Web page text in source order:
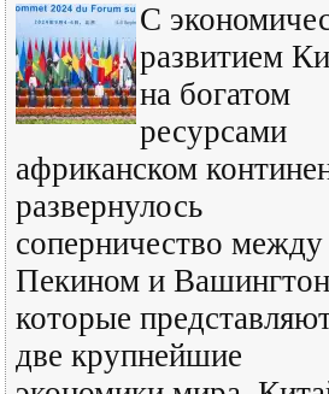
С
развитием
на богатом
ресурсами
африканском
развернулось
соперничество между
Пекином и
которые
две крупнейшие